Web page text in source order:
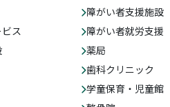
障がい者支援施設
ス
障がい者就労支援
薬局
歯科クリニック
学童保育・児童館